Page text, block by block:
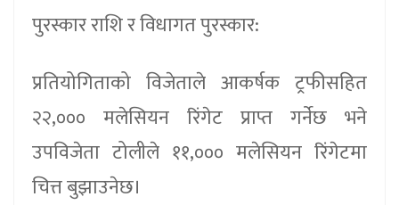
पुरस्कार राशि र विधागत पुरस्कार:
प्रतियोगिताको विजेताले आकर्षक ट्रफीसहित
२२,००० मलेसियन रिंगेट प्राप्त गर्नेछ भने
उपविजेता टोलीले ११,००० मलेसियन रिंगेटमा
चित्त बुझाउनेछ।